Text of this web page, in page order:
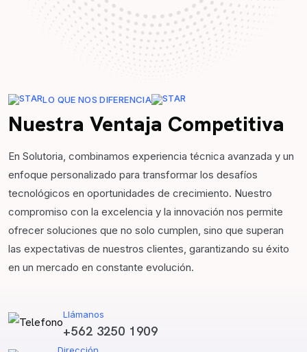
LO QUE NOS DIFERENCIA
Nuestra Ventaja Competitiva
En Solutoria, combinamos experiencia técnica avanzada y un
enfoque personalizado para transformar los desafíos
tecnológicos en oportunidades de crecimiento. Nuestro
compromiso con la excelencia y la innovación nos permite
ofrecer soluciones que no solo cumplen, sino que superan
las expectativas de nuestros clientes, garantizando su éxito
en un mercado en constante evolución.
Llámanos
+562 3250 1909